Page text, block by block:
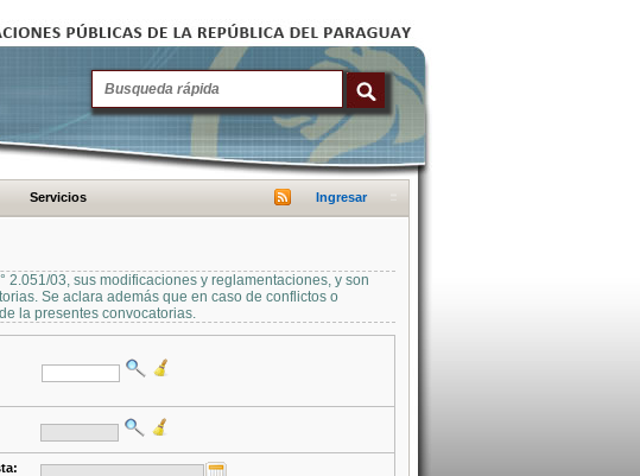
Servicios Ingresar
03, sus modificaciones y reglamentaciones, y son
Se aclara además que en caso de conflictos o
la presentes convocatorias.